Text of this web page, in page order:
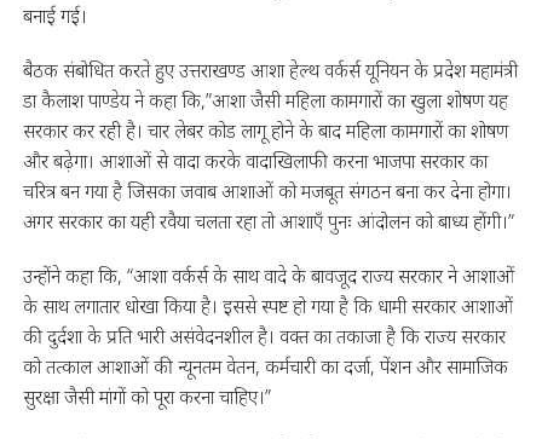
बनाई गई।
बैठक संबोधित करते हुए उत्तराखण्ड आशा हेल्थ वर्कर्स यूनियन के प्रदेश महामंत्री
डा कैलाश पाण्डेय ने कहा कि,”आशा जैसी महिला कामगारों का खुला शोषण यह
सरकार कर रही है। चार लेबर कोड लागू होने के बाद महिला कामगारों का शोषण
और बढ़ेगा। आशाओं से वादा करके वादाखिलाफी करना भाजपा सरकार का
चरित्र बन गया है जिसका जवाब आशाओं को मजबूत संगठन बना कर देना होगा।
अगर सरकार का यही रवैया चलता रहा तो आशाएँ पुनः आंदोलन को बाध्य होंगी।”
उन्होंने कहा कि, “आशा वर्कर्स के साथ वादे के बावजूद राज्य सरकार ने आशाओं
के साथ लगातार धोखा किया है। इससे स्पष्ट हो गया है कि धामी सरकार आशाओं
की दुर्दशा के प्रति भारी असंवेदनशील है। वक्त का तकाजा है कि राज्य सरकार
को तत्काल आशाओं की न्यूनतम वेतन, कर्मचारी का दर्जा, पेंशन और सामाजिक
सुरक्षा जैसी मांगों को पूरा करना चाहिए।”